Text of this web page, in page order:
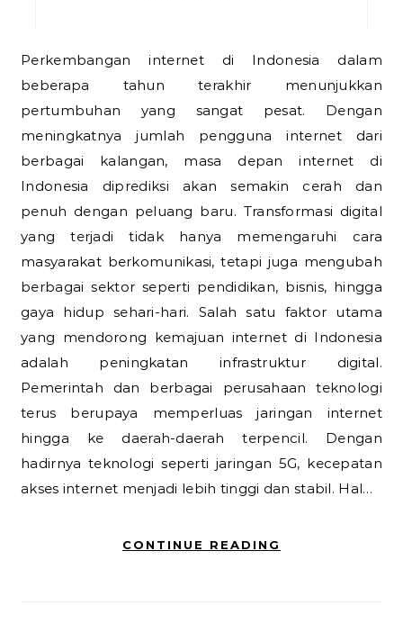
Perkembangan internet di Indonesia dalam
beberapa tahun terakhir menunjukkan
pertumbuhan yang sangat pesat. Dengan
meningkatnya jumlah pengguna internet dari
berbagai kalangan, masa depan internet di
Indonesia diprediksi akan semakin cerah dan
penuh dengan peluang baru. Transformasi digital
yang terjadi tidak hanya memengaruhi cara
masyarakat berkomunikasi, tetapi juga mengubah
berbagai sektor seperti pendidikan, bisnis, hingga
gaya hidup sehari-hari. Salah satu faktor utama
yang mendorong kemajuan internet di Indonesia
adalah peningkatan infrastruktur digital.
Pemerintah dan berbagai perusahaan teknologi
terus berupaya memperluas jaringan internet
hingga ke daerah-daerah terpencil. Dengan
hadirnya teknologi seperti jaringan 5G, kecepatan
akses internet menjadi lebih tinggi dan stabil. Hal…
CONTINUE READING